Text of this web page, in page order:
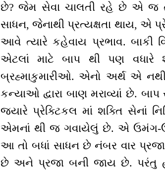
છે? જેમ સેવા ચાલતી રહે છે એ જ
સાધન, જેનાથી પ્રત્યક્ષતા થાય, એ
આવે ત્યારે કહેવાય પ્રભાવ. બાકી
એટલાં માટે બાપ થી પણ
બ્રહ્માકુમારીઓ. એનો અર્થ એ
કન્યાઓ દ્વારા બાણ મરાવ્યાં છે.
જ્યારે પ્રેક્ટિકલ માં શક્તિ સેનાં
એમનાં થી જ ગવાયેલું છે. એ ઉમંગ-
આ તો બધાં સાધન છે નંબર વાર
છે અને પ્રજા બની જાય છે. પરંતુ